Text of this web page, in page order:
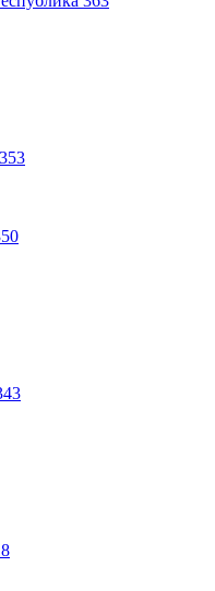
353